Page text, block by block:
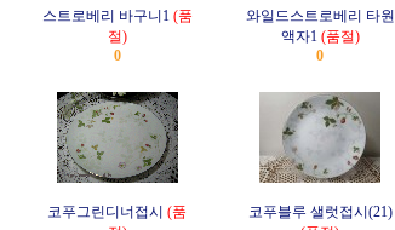
스트로베리 바구니1 (품
절)
0
와일드스트로베리 타원
액자1 (품절)
0
코푸그린디너접시 (품
코푸블루 샐럿접시(21)